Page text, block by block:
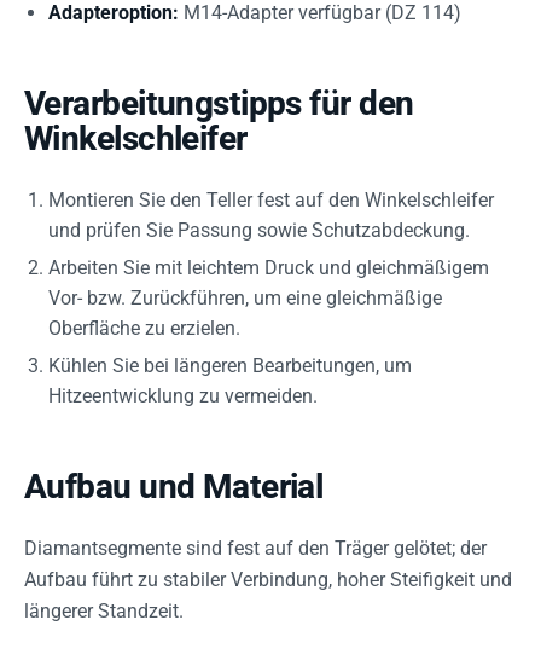
Adapteroption: M14-Adapter verfügbar (DZ 114)
Verarbeitungstipps für den
Winkelschleifer
Montieren Sie den Teller fest auf den Winkelschleifer
und prüfen Sie Passung sowie Schutzabdeckung.
Arbeiten Sie mit leichtem Druck und gleichmäßigem
Vor- bzw. Zurückführen, um eine gleichmäßige
Oberfläche zu erzielen.
Kühlen Sie bei längeren Bearbeitungen, um
Hitzeentwicklung zu vermeiden.
Aufbau und Material
Diamantsegmente sind fest auf den Träger gelötet; der
Aufbau führt zu stabiler Verbindung, hoher Steifigkeit und
längerer Standzeit.